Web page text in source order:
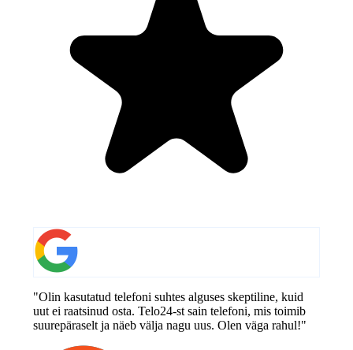
"Olin kasutatud telefoni suhtes alguses skeptiline, kuid
uut ei raatsinud osta. Telo24-st sain telefoni, mis toimib
suurepäraselt ja näeb välja nagu uus. Olen väga rahul!"